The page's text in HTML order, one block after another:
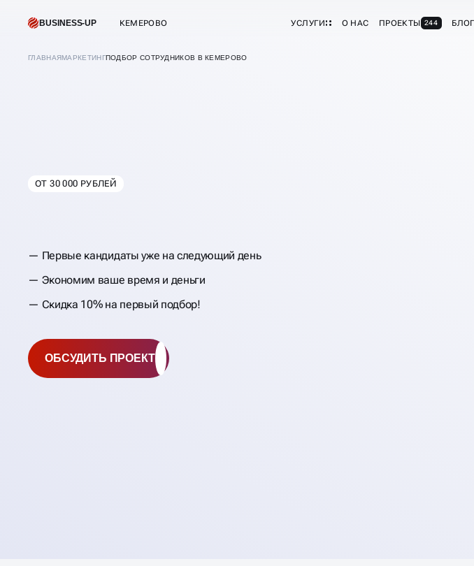
BUSINESS-UP КЕМЕРОВО УСЛУГИ О НАС ПРОЕКТЫ 244 БЛОГ
ГЛАВНАЯМАРКЕТИНГПОДБОР СОТРУДНИКОВ В КЕМЕРОВО
ПОДБОР ПЕРСОНАЛА
ОТ 30 000 РУБЛЕЙ
Первые кандидаты уже на следующий день
Экономим ваше время и деньги
Скидка 10% на первый подбор!
ОБСУДИТЬ ПРОЕКТ